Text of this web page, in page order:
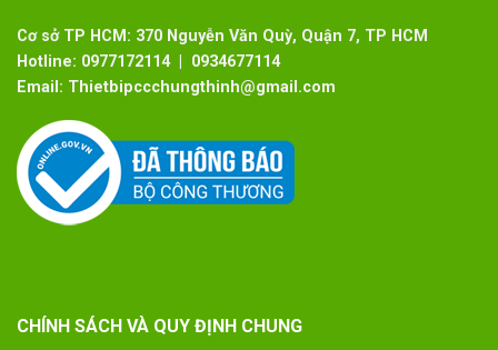
Cơ sở TP HCM: 370 Nguyễn Văn Quỳ, Quận 7, TP HCM
Hotline: 0977172114 | 0934677114
Email: Thietbipccchungthinh@gmail.com
CHÍNH SÁCH VÀ QUY ĐỊNH CHUNG